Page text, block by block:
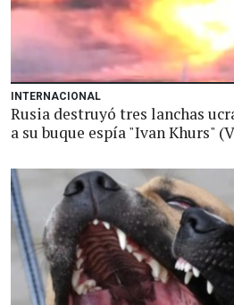
INTERNACIONAL
Rusia destruyó tres lanchas
a su buque espía "Ivan Khurs"